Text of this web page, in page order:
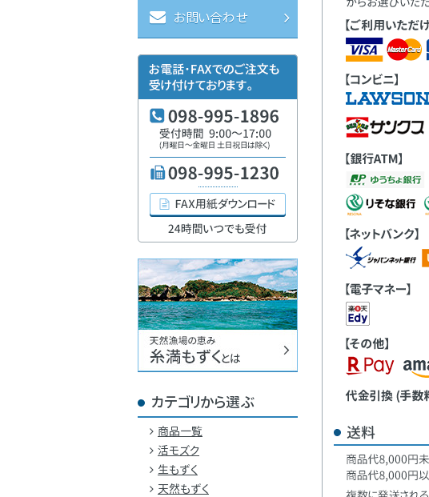
お問い合わせ
カテゴリから選ぶ
商品一覧
活モズク
生もずく
天然もずく